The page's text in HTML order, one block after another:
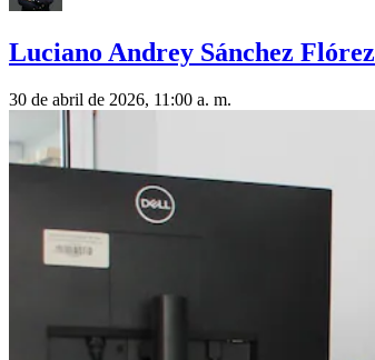
Luciano Andrey Sánchez Flórez
30 de abril de 2026, 11:00 a. m.